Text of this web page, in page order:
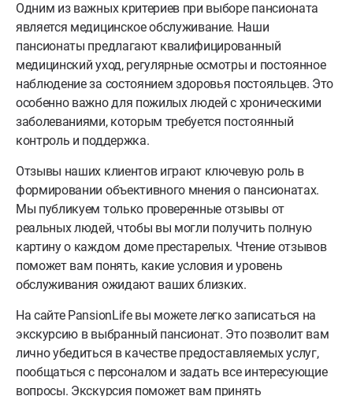
Одним из важных критериев при выборе пансионата
является медицинское обслуживание. Наши
пансионаты предлагают квалифицированный
медицинский уход, регулярные осмотры и постоянное
наблюдение за состоянием здоровья постояльцев. Это
особенно важно для пожилых людей с хроническими
заболеваниями, которым требуется постоянный
контроль и поддержка.
Отзывы наших клиентов играют ключевую роль в
формировании объективного мнения о пансионатах.
Мы публикуем только проверенные отзывы от
реальных людей, чтобы вы могли получить полную
картину о каждом доме престарелых. Чтение отзывов
поможет вам понять, какие условия и уровень
обслуживания ожидают ваших близких.
На сайте PansionLife вы можете легко записаться на
экскурсию в выбранный пансионат. Это позволит вам
лично убедиться в качестве предоставляемых услуг,
пообщаться с персоналом и задать все интересующие
вопросы. Экскурсия поможет вам принять